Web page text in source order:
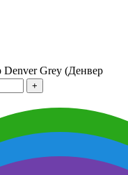
Denver Grey (Денвер